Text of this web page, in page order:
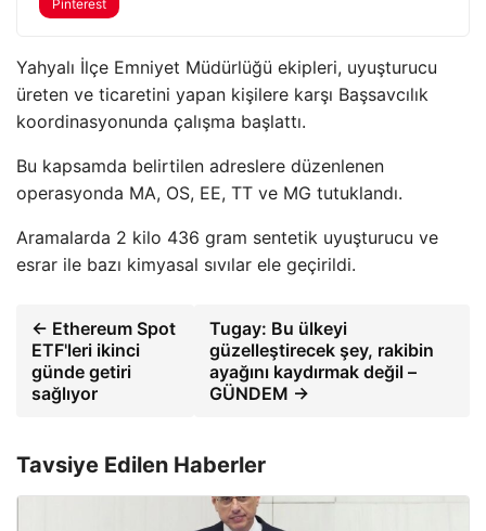
Pinterest
Yahyalı İlçe Emniyet Müdürlüğü ekipleri, uyuşturucu
üreten ve ticaretini yapan kişilere karşı Başsavcılık
koordinasyonunda çalışma başlattı.
Bu kapsamda belirtilen adreslere düzenlenen
operasyonda MA, OS, EE, TT ve MG tutuklandı.
Aramalarda 2 kilo 436 gram sentetik uyuşturucu ve
esrar ile bazı kimyasal sıvılar ele geçirildi.
← Ethereum Spot
ETF'leri ikinci
günde getiri
sağlıyor
Tugay: Bu ülkeyi
güzelleştirecek şey, rakibin
ayağını kaydırmak değil –
GÜNDEM →
Tavsiye Edilen Haberler